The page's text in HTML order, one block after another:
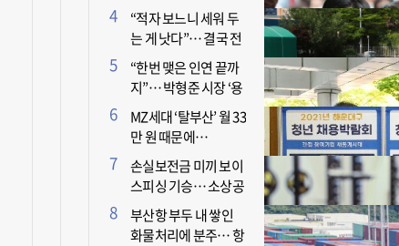
“적자 보느니 세워 두
는 게 낫다”… 결국 전
면 휴업 선언한 택시회
사
“한번 맺은 인연 끝까
지”… 박형준 시장 ‘용
인술’ 주목
MZ세대 ‘탈부산’ 월 33
만 원 때문에…
손실보전금 미끼 보이
스피싱 기승… 소상공
인 두 번 운다
부산항 부두 내 쌓인
화물처리에 분주… 항